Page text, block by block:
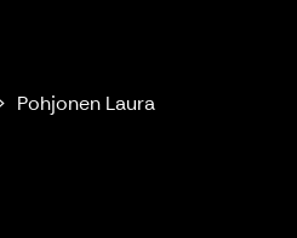
Pohjonen Laura